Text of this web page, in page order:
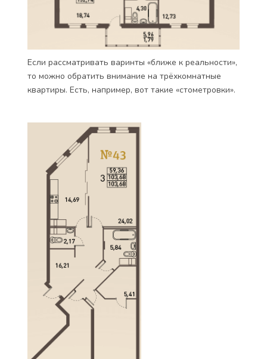
Если рассматривать варинты «ближе к реальности»,
то можно обратить внимание на трёхкомнатные
квартиры. Есть, например, вот такие «стометровки».